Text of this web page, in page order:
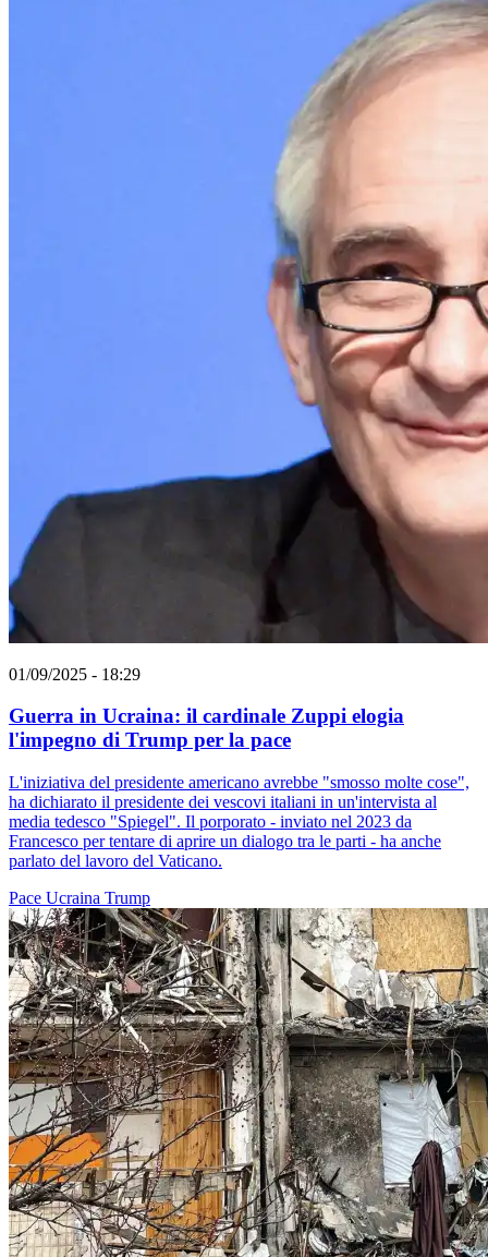
01/09/2025 - 18:29
Guerra in Ucraina: il cardinale Zuppi elogia
l'impegno di Trump per la pace
L'iniziativa del presidente americano avrebbe "smosso molte cose",
ha dichiarato il presidente dei vescovi italiani in un'intervista al
media tedesco "Spiegel". Il porporato - inviato nel 2023 da
Francesco per tentare di aprire un dialogo tra le parti - ha anche
parlato del lavoro del Vaticano.
Pace Ucraina Trump